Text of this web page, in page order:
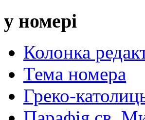
у номері
Колонка
Тема номера
Греко-